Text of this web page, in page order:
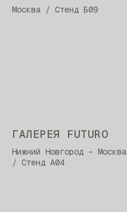
Москва / Стенд Б09
ГАЛЕРЕЯ FUTURO
Нижний Новгород – Москва
/ Стенд А04